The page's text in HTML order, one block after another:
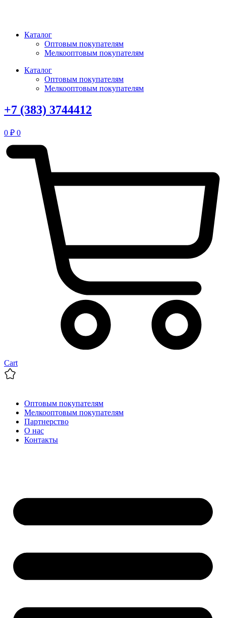
Каталог
Оптовым покупателям
Мелкооптовым покупателям
Каталог
Оптовым покупателям
Мелкооптовым покупателям
+7 (383) 3744412
0 ₽ 0
Cart
Оптовым покупателям
Мелкооптовым покупателям
Партнерство
О нас
Контакты